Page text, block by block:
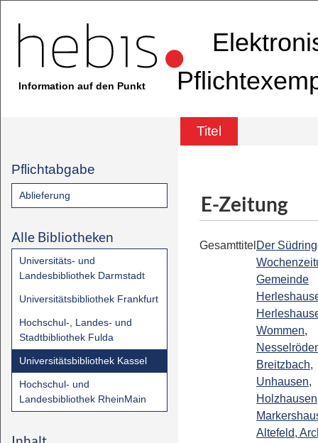
Information auf den Punkt
Titel
Pflichtabgabe
Ablieferung
Alle Bibliotheken
Universitäts- und
Landesbibliothek Darmstadt
Universitätsbibliothek Frankfurt
Hochschul-, Landes- und
Stadtbibliothek Fulda
Universitätsbibliothek Kassel
Hochschul- und
Landesbibliothek RheinMain
E-Zeitung
Gesamttitel Der
Gemeinde
Wommen,
Breitzbach,
Unhausen,
Altefeld,